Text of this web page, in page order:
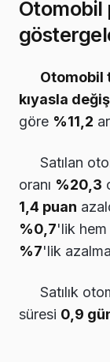
Otomobil
Otomobil
kıyasla
göre %11,2
Satılan
oranı %20,3
1,4 puan
%0,7'lik hem
%7'lik
Satılık
süresi 0,9